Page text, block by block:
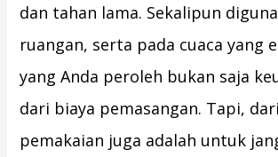
dan tahan lama. Sekalipun
ruangan, serta pada cuaca yang
yang Anda peroleh bukan saja
dari biaya pemasangan. Tapi,
pemakaian juga adalah untuk